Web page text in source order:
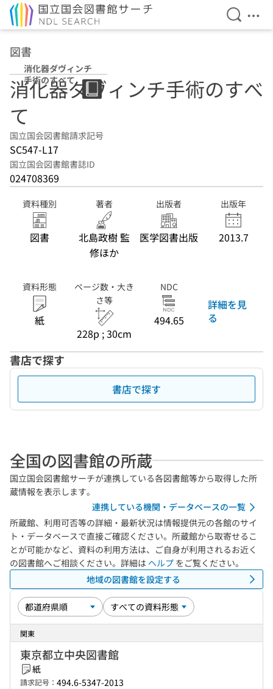
検索を
メ
図書
消化器ダヴィンチ
手術のすべて
消化器ダヴィンチ手術のすべ
て
国立国会図書館請求記号
SC547-L17
国立国会図書館書誌ID
024708369
資料種別
図書
著者
北島政樹 監
修ほか
出版者
医学図書出版
出版年
2013.7
資料形態
紙
ページ数・大き
さ等
228p ; 30cm
NDC
494.65
詳細を見
る
書店で探す
書店で探す
全国の図書館の所蔵
国立国会図書館サーチが連携している各図書館等から取得した所
蔵情報を表示します。
連携している機関・データベースの一覧
所蔵館、利用可否等の詳細・最新状況は情報提供元の各館のサイ
ト・データベースで直接ご確認ください。所蔵館から取寄せるこ
とが可能かなど、資料の利用方法は、ご自身が利用されるお近く
の図書館へご相談ください。詳細は ヘルプ をご覧ください。
地域の図書館を設定する
関東
東京都立中央図書館
紙
請求記号： 494.6-5347-2013